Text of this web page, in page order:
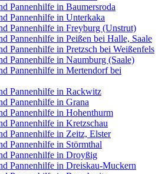
Pannenhilfe in Baumersroda
Pannenhilfe in Unterkaka
Pannenhilfe in Freyburg (Unstrut)
Pannenhilfe in Peißen bei Halle, Saale
Pannenhilfe in Pretzsch bei Weißenfels
Pannenhilfe in Naumburg (Saale)
Pannenhilfe in Mertendorf bei
Pannenhilfe in Rackwitz
Pannenhilfe in Grana
Pannenhilfe in Hohenthurm
Pannenhilfe in Kretzschau
Pannenhilfe in Zeitz, Elster
Pannenhilfe in Störmthal
Pannenhilfe in Droyßig
Pannenhilfe in Dreiskau-Muckern